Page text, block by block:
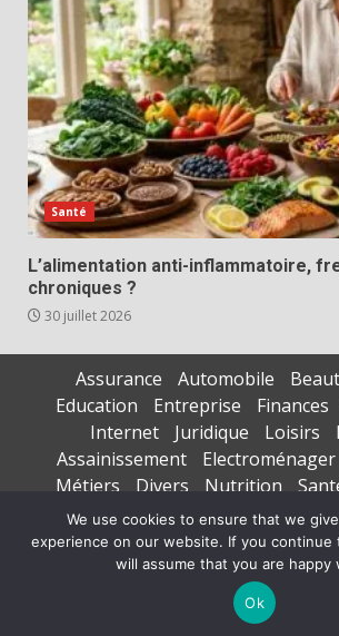
Santé
L’alimentation anti-inflammatoire,
chroniques ?
30 juillet 2026
Assurance Automobile
Education
Entreprise Finances
Internet
Juridique Loisirs
Assainissement
Electroménager
Métiers
Divers Nutrition
Seniors
Sports
Copyright © All rights reserved.|
themes
We use cookies to ensure that we
experience on our website. If you continue
will assume that you are happy
Ok